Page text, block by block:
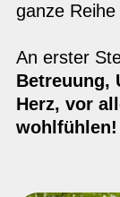
ganze
An erster
Betreuung,
Herz, vor
wohlfühlen!